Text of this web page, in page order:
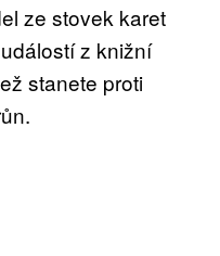
ze stovek karet
z knižní
stanete proti